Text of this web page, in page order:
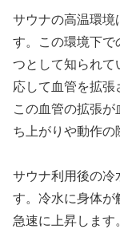
サウナの高温環境
す。この環境下で
つとして知られて
応して血管を拡張
この血管の拡張
ち上がりや動作の
サウナ利用後の冷
す。冷水に身体が
急速に上昇します